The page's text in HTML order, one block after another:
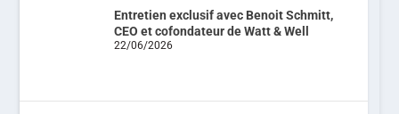
Entretien exclusif avec Benoit Schmitt,
CEO et cofondateur de Watt & Well
22/06/2026